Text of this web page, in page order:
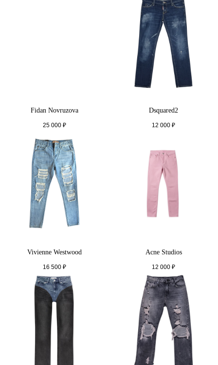
Fidan Novruzova
25 000 ₽
Dsquared2
12 000 ₽
Vivienne Westwood
16 500 ₽
Acne Studios
12 000 ₽